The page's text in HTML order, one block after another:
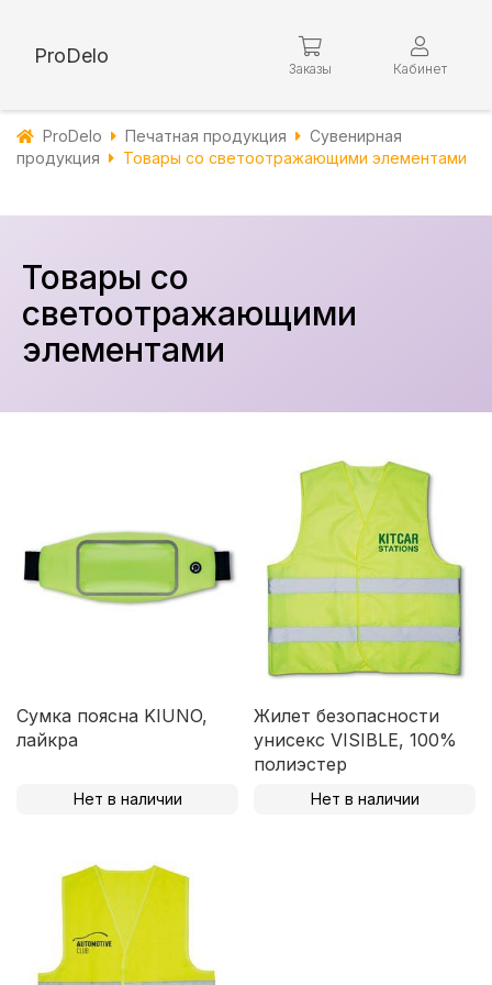
ProDelo
Заказы Кабинет
ProDelo Печатная продукция
Сувенирная
продукция
Товары со светоотражающими элементами
Товары со
светоотражающими
элементами
Сумка поясна KIUNO,
лайкра
Нет в наличии
Жилет безопасности
унисекс VISIBLE, 100%
полиэстер
Нет в наличии